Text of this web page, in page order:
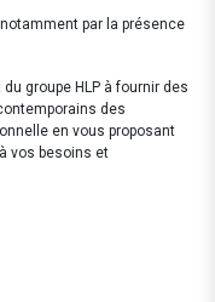
par la présence
groupe HLP à fournir des
des
en vous proposant
vos besoins et